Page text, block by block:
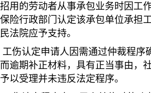
招用的劳动者从事承包业务时因工
保险行政部门认定该承包单位承担
民法院应予支持。
工伤认定申请人因需通过仲裁程序
而逾期补正材料，具有正当事由，
予以受理并未违反法定程序。